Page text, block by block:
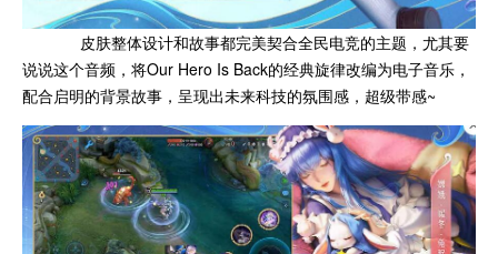
皮肤整体设计和故事都完美契合全民电竞的主题，尤其要
说说这个音频，将Our Hero Is Back的经典旋律改编为电子音乐，
配合启明的背景故事，呈现出未来科技的氛围感，超级带感~